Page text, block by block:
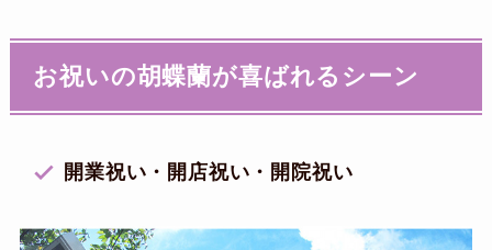
お祝いの胡蝶蘭が喜ばれるシーン
開業祝い・開店祝い・開院祝い